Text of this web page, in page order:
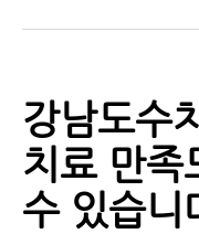
강남도수
치료 만족
수 있습니